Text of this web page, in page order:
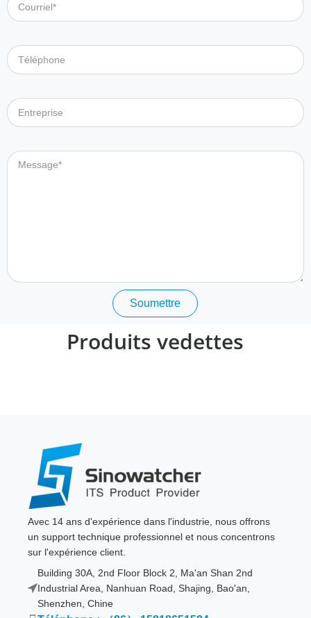
Soumettre
Produits vedettes
Avec 14 ans d'expérience dans l'industrie, nous offrons
un support technique professionnel et nous concentrons
sur l'expérience client.
Building 30A, 2nd Floor Block 2, Ma'an Shan 2nd
Industrial Area, Nanhuan Road, Shajing, Bao'an,
Shenzhen, Chine